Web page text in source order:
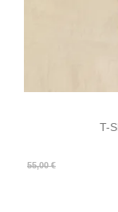
T-
55,00 €
Prix
Prix